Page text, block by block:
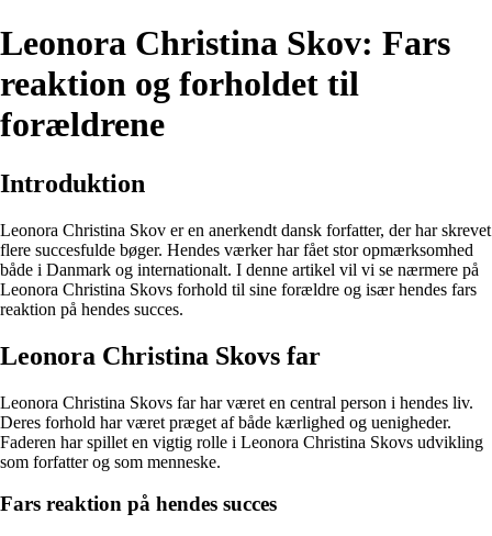
Leonora Christina Skov: Fars
reaktion og forholdet til
forældrene
Introduktion
Leonora Christina Skov er en anerkendt dansk forfatter, der har skrevet
flere succesfulde bøger. Hendes værker har fået stor opmærksomhed
både i Danmark og internationalt. I denne artikel vil vi se nærmere på
Leonora Christina Skovs forhold til sine forældre og især hendes fars
reaktion på hendes succes.
Leonora Christina Skovs far
Leonora Christina Skovs far har været en central person i hendes liv.
Deres forhold har været præget af både kærlighed og uenigheder.
Faderen har spillet en vigtig rolle i Leonora Christina Skovs udvikling
som forfatter og som menneske.
Fars reaktion på hendes succes